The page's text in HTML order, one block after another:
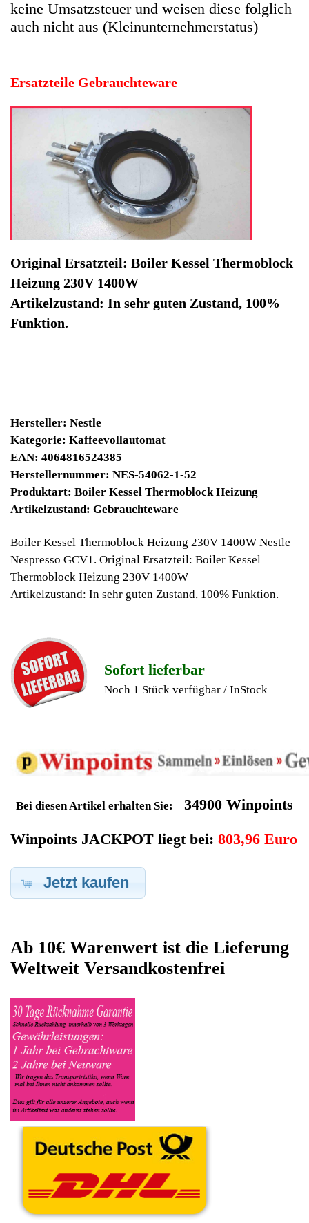
Original Ersatzteil: Boiler Kessel Thermoblock
Heizung 230V 1400W
Artikelzustand: In sehr guten Zustand, 100%
Kategorie: Kaffeevollautomat
EAN: 4064816524385
Herstellernummer: NES-54062-1-52
Produktart: Boiler Kessel Thermoblock Heizung
Artikelzustand: Gebrauchteware
Boiler Kessel Thermoblock Heizung 230V 1400W Nestle
Nespresso GCV1. Original Ersatzteil: Boiler Kessel
Thermoblock Heizung 230V 1400W
Artikelzustand: In sehr guten Zustand, 100% Funktion.
Sofort lieferbar
Noch 1 Stück verfügbar / InStock
Winpoints JACKPOT liegt bei:
Jetzt kaufen
Ab 10€ Warenwert ist die Lieferung
Weltweit Versandkostenfrei
Geldverdienen durch Nestle
Ersatzteilegewinnung
Kaffeevollautomat auch defekt zur Ersatzteilgewinnung
anbieten, dafür klicken Sie bei -Meine Verkäufe- auf Artikel
sowie die Modelnummer mit ein, bei der Artikelbeschreibung
geben Sie alle wichtigen relevanten Daten ein, in welchen
Zustand sich das Gerät befindet ob es Defekt oder
Kaffeevollautomat angenommen worden ist, sehen Sie dies
unter Meine Artikel anzeigen, dort wird Ihnen dann die
Lieferadresse mitgeteilt wo genau der Kaffeevollautomat hin
gesendet werden muss. Dort tragen Sie dann auch das
Transportunternehmen zum Beispiel DHL und die
Sendungsnummer ein, so das man Nachvollziehen kann ob Ihre
Durch die Verkaufsstrategie von Myeparts erhalten Sie ein
eigenhändig komplett verkaufen würden.
Andere Produkte die Ihnen
gefallen könnten